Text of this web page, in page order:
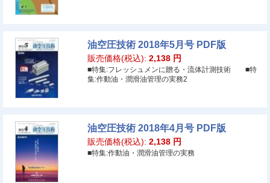
油空圧技術 2018年5月号 PDF版
販売価格(税込): 2,138 円
■特集:フレッシュメンに贈る・流体計測技術 ■特
集:作動油・潤滑油管理の実務2
油空圧技術 2018年4月号 PDF版
販売価格(税込): 2,138 円
■特集:作動油・潤滑油管理の実務